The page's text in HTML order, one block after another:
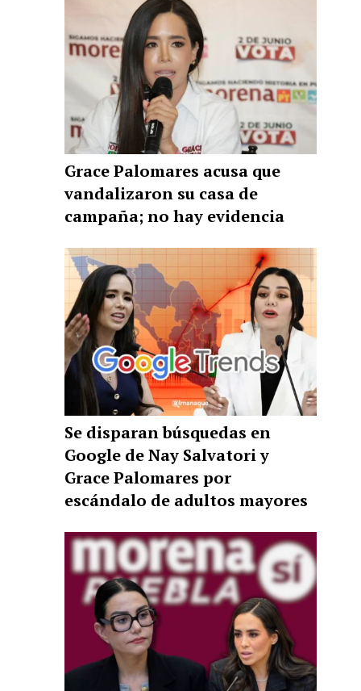
Grace Palomares acusa que
vandalizaron su casa de
campaña; no hay evidencia
Se disparan búsquedas en
Google de Nay Salvatori y
Grace Palomares por
escándalo de adultos mayores